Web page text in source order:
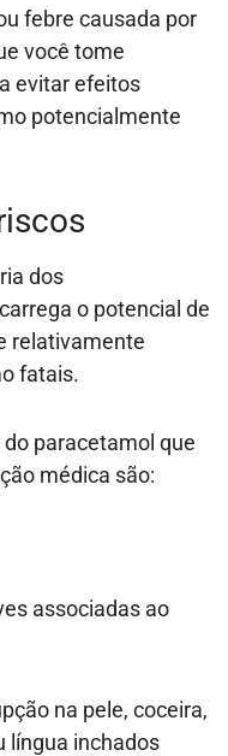
febre causada por
você tome
evitar efeitos
potencialmente
dos
o potencial de
relativamente
fatais.
paracetamol que
médica são:
associadas ao
na pele, coceira,
língua inchados